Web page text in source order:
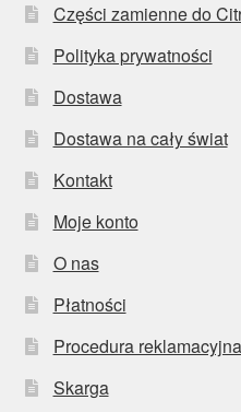
Części zamienne do
Polityka prywatności
Dostawa
Dostawa na cały świat
Kontakt
Moje konto
O nas
Płatności
Procedura reklamacyjna
Skarga